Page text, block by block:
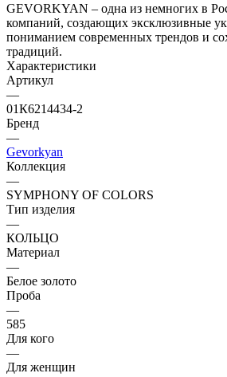
GEVORKYAN – одна из немногих в
компаний, создающих эксклюзивные
пониманием современных трендов и
традиций.
Характеристики
Артикул
—
01К6214434-2
Бренд
—
Gevorkyan
Коллекция
—
SYMPHONY OF COLORS
Тип изделия
—
КОЛЬЦО
Материал
—
Белое золото
Проба
—
585
Для кого
—
Для женщин